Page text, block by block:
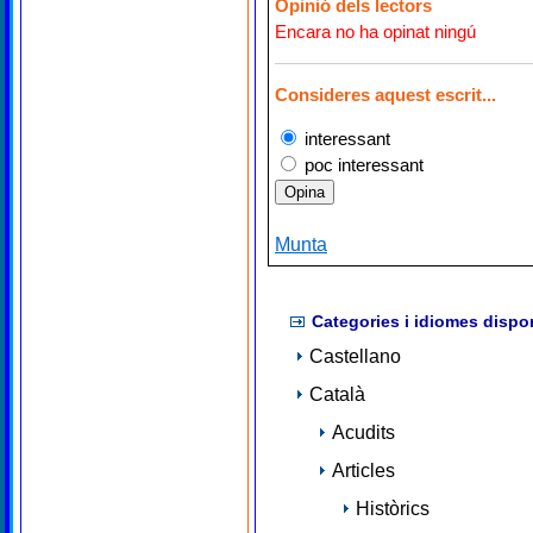
Opinió dels lectors
Encara no ha opinat ningú
Consideres aquest escrit...
interessant
poc interessant
Munta
Categories i idiomes
Castellano
Català
Acudits
Articles
Històrics